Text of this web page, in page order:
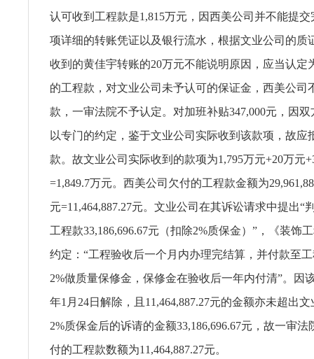
认可收到工程款是1,815万元，因西美公司并不能提
项详细的转账凭证以及银行流水，根据文业公司的质
收到的黄佳宇转账的20万元不能说明原因，应当认定
的工程款，对文业公司未予认可的保证金，西美公司
款，一审法院不予认定。对加班补贴347,000元，因
以专门的约定，鉴于文业公司实际收到该款项，故应
款。故文业公司实际收到的款项为1,795万元+20万元
=1,849.7万元。西美公司欠付的工程款金额为
元=11,464,887.27元。文业公司在其诉讼请求中提出“
工程款33,186,696.67元（扣除2%质保金）”，《装饰
约定：“工程验收后一个月内办理完结算，并付款至
2%做质量保修金，保修金在验收后一年内付清”。因
年1月24日解除，且11,464,887.27元的金额亦未超出
2%质保金后的诉请的金额33,186,696.67元，故一审
付的工程款数额为11,464,887.27元。